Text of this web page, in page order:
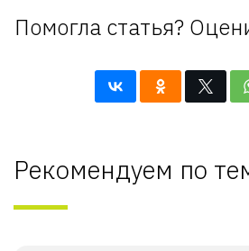
Помогла статья?
Рекомендуем по